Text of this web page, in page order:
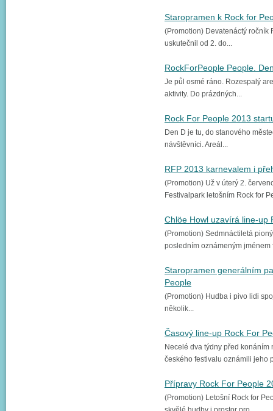
Staropramen k Rock for
(Promotion) Devatenáctý ročník
uskutečnil od 2. do...
RockForPeople People.
Je půl osmé ráno. Rozespalý
aktivity. Do prázdných...
Rock For People 2013
Den D je tu, do stanového
návštěvníci. Areál...
RFP 2013 karnevalem i
(Promotion) Už v úterý 2.
Festivalpark letošním Rock for
Chlöe Howl uzavírá line-up
(Promotion) Sedmnáctiletá
posledním oznámeným jménem
Staropramen generálním
People
(Promotion) Hudba i pivo lidi
několik...
Časový line-up Rock For
Necelé dva týdny před
českého festivalu oznámili jeho
Přípravy Rock For People
(Promotion) Letošní Rock for